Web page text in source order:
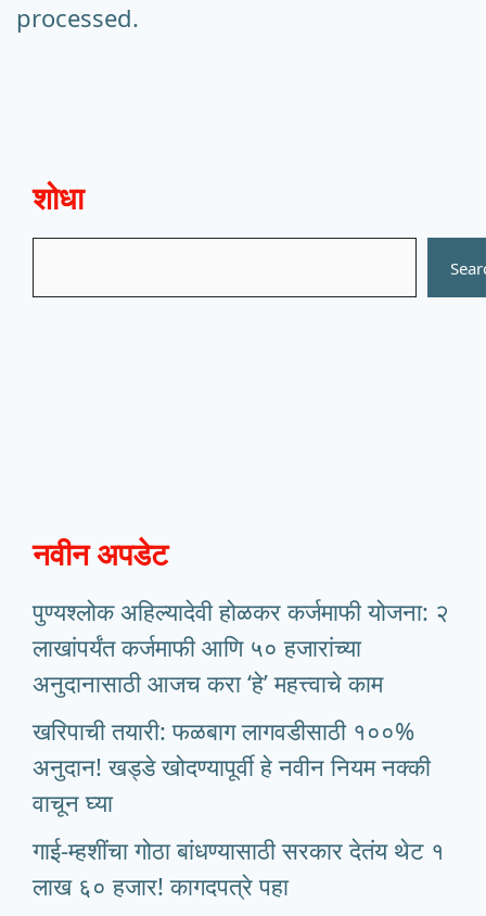
processed.
शोधा
नवीन अपडेट
पुण्यश्लोक अहिल्यादेवी होळकर कर्जमाफी योजना: २
लाखांपर्यंत कर्जमाफी आणि ५० हजारांच्या
अनुदानासाठी आजच करा ‘हे’ महत्त्वाचे काम
खरिपाची तयारी: फळबाग लागवडीसाठी १००%
अनुदान! खड्डे खोदण्यापूर्वी हे नवीन नियम नक्की
वाचून घ्या
गाई-म्हशींचा गोठा बांधण्यासाठी सरकार देतंय थेट १
लाख ६० हजार! कागदपत्रे पहा